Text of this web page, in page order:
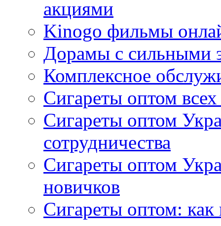
акциями
Kinogo фильмы
Дорамы с сильными
Комплексное
Сигареты оптом
Сигареты оптом
сотрудничества
Сигареты оптом
новичков
Сигареты оптом: